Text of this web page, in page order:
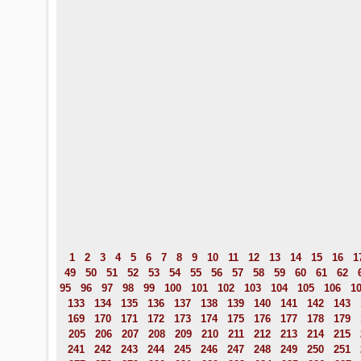
1 2 3 4 5 6 7 8 9 10 11 12 13 14 15 16
49
50 51 52 53 54 55 56 57 58 59 60 61 62
95
96 97 98 99 100 101 102 103 104 105 106
133
134 135 136 137 138 139 140 141 142 143
169
170 171 172 173 174 175 176 177 178 179
205
206 207 208 209 210 211 212 213 214 215
241
242 243 244 245 246 247 248 249 250 251